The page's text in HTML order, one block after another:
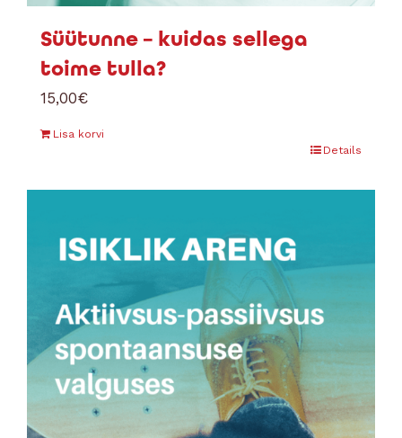
Süütunne – kuidas sellega
toime tulla?
15,00€
Lisa korvi
Details